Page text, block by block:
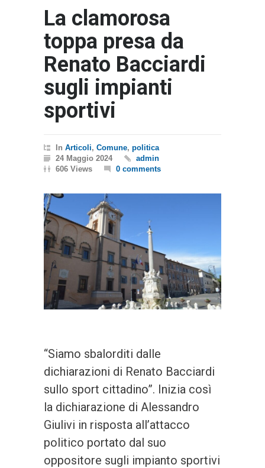
La clamorosa
toppa presa da
Renato Bacciardi
sugli impianti
sportivi
In Articoli, Comune, politica
24 Maggio 2024
admin
606 Views
0 comments
“Siamo sbalorditi dalle
dichiarazioni di Renato Bacciardi
sullo sport cittadino”. Inizia così
la dichiarazione di Alessandro
Giulivi in risposta all’attacco
politico portato dal suo
oppositore sugli impianto sportivi